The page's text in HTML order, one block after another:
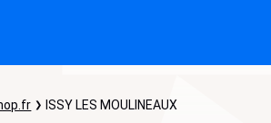
ISSY LES MOULINEAUX